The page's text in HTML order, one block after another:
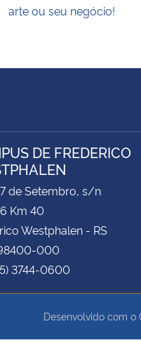
arte ou seu negócio!
DE FREDERICO
de Setembro, s/n
Km 40
Westphalen - RS
000
3744-0600
Desenvolvido com